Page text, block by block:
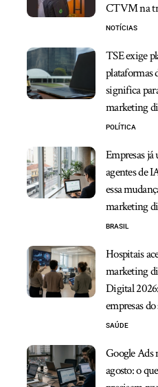
CTVM na
NOTÍCIAS
TSE exige
plataformas
significa
marketing
POLÍTICA
Empresas
agentes de
essa
marketing
BRASIL
Hospitais
marketing
Digital
empresas
SAÚDE
Google Ads
agosto: o